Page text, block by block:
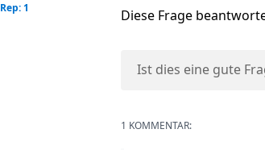
Rep: 1
Diese Frage
Ist dies eine gute
1 KOMMENTAR: